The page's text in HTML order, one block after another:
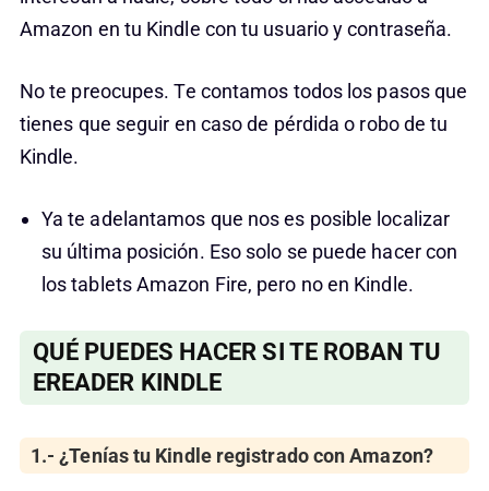
Amazon en tu Kindle con tu usuario y contraseña.
No te preocupes. Te contamos todos los pasos que
tienes que seguir en caso de pérdida o robo de tu
Kindle.
Ya te adelantamos que nos es posible localizar
su última posición. Eso solo se puede hacer con
los tablets Amazon Fire, pero no en Kindle.
QUÉ PUEDES HACER SI TE ROBAN TU
EREADER KINDLE
1.- ¿Tenías tu Kindle registrado con Amazon?